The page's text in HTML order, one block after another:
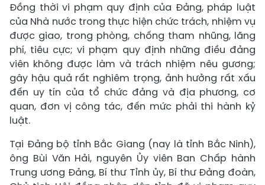
Đồng thời vi phạm quy định của Đảng, pháp luật
của Nhà nước trong thực hiện chức trách, nhiệm vụ
được giao, trong phòng, chống tham nhũng, lãng
phí, tiêu cực; vi phạm quy định những điều đảng
viên không được làm và trách nhiệm nêu gương;
gây hậu quả rất nghiêm trọng, ảnh hưởng rất xấu
đến uy tín của tổ chức đảng và địa phương, cơ
quan, đơn vị công tác, đến mức phải thi hành kỷ
luật.
Tại Đảng bộ tỉnh Bắc Giang (nay là tỉnh Bắc Ninh),
ông Bùi Văn Hải, nguyên Ủy viên Ban Chấp hành
Trung ương Đảng, Bí thư Tỉnh ủy, Bí thư Đảng đoàn,